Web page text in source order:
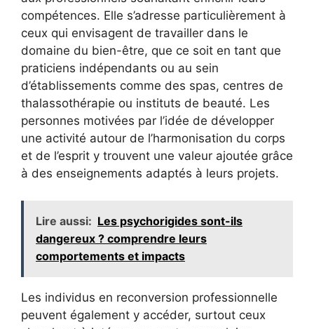
compétences. Elle s’adresse particulièrement à
ceux qui envisagent de travailler dans le
domaine du bien-être, que ce soit en tant que
praticiens indépendants ou au sein
d’établissements comme des spas, centres de
thalassothérapie ou instituts de beauté. Les
personnes motivées par l’idée de développer
une activité autour de l’harmonisation du corps
et de l’esprit y trouvent une valeur ajoutée grâce
à des enseignements adaptés à leurs projets.
Lire aussi: Les psychorigides sont-ils
dangereux ? comprendre leurs
comportements et impacts
Les individus en reconversion professionnelle
peuvent également y accéder, surtout ceux